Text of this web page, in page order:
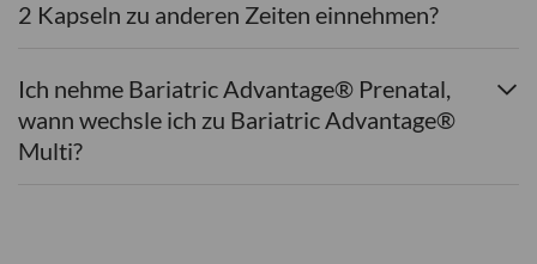
2 Kapseln zu anderen Zeiten einnehmen?
Ich nehme Bariatric Advantage® Prenatal,
wann wechsle ich zu Bariatric Advantage®
Multi?